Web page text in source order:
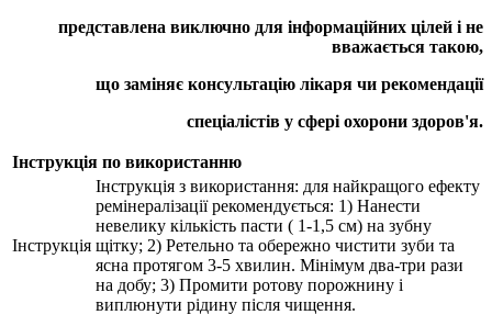
представлена виключно для інформаційних цілей і не
вважається такою,
що заміняє консультацію лікаря чи рекомендації
спеціалістів у сфері охорони здоров'я.
Інструкція по використанню
Інструкція
Інструкція з використання: для найкращого ефекту
ремінералізації рекомендується: 1) Нанести
невелику кількість пасти ( 1-1,5 см) на зубну
щітку; 2) Ретельно та обережно чистити зуби та
ясна протягом 3-5 хвилин. Мінімум два-три рази
на добу; 3) Промити ротову порожнину і
виплюнути рідину після чищення.